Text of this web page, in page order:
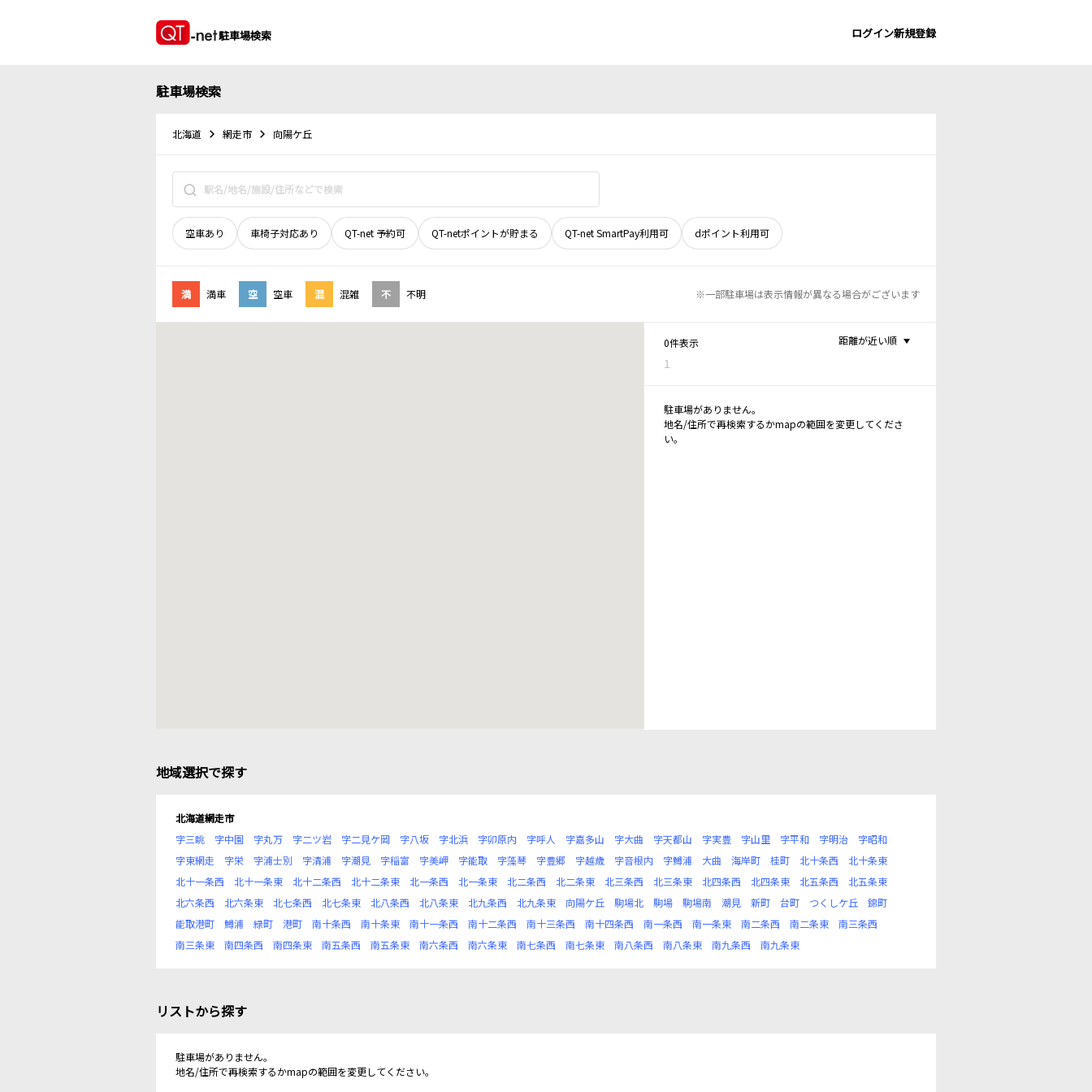
駐車場検索 ログイン新規登録
駐車場検索
北海道 網走市 向陽ケ丘
空車あり 車椅子対応あり QT-net 予約可 QT-netポイントが貯まる QT-net SmartPay利用可 dポイント利用可
満 満車 空 空車 混 混雑 不 不明 ※一部駐車場は表示情報が異なる場合がございます
0件表示
1
距離が近い順
駐車場がありません。
地名/住所で再検索するかmapの範囲を変更してくださ
い。
地域選択で探す
北海道網走市
字三眺
字中園 字丸万 字二ツ岩 字二見ケ岡 字八坂 字北浜 字卯原内 字呼人 字嘉多山 字大曲 字天都山 字実豊 字山里 字平和 字明治
字昭和
字東網走
字栄 字浦士別 字清浦 字潮見 字稲富 字美岬 字能取 字藻琴 字豊郷 字越歳 字音根内 字鱒浦 大曲 海岸町 桂町 北十条西
北十条東
北十一条西
北十一条東 北十二条西 北十二条東 北一条西 北一条東 北二条西 北二条東 北三条西 北三条東 北四条西 北四条東 北五条西
北五条東
北六条西
北六条東 北七条西 北七条東 北八条西 北八条東 北九条西 北九条東 向陽ケ丘 駒場北 駒場 駒場南 潮見 新町 台町 つくしケ丘
錦町
能取港町
鱒浦 緑町 港町 南十条西 南十条東 南十一条西 南十二条西 南十三条西 南十四条西 南一条西 南一条東 南二条西 南二条東
南三条西
南三条東
南四条西 南四条東 南五条西 南五条東 南六条西 南六条東 南七条西 南七条東 南八条西 南八条東 南九条西 南九条東
リストから探す
駐車場がありません。
地名/住所で再検索するかmapの範囲を変更してください。